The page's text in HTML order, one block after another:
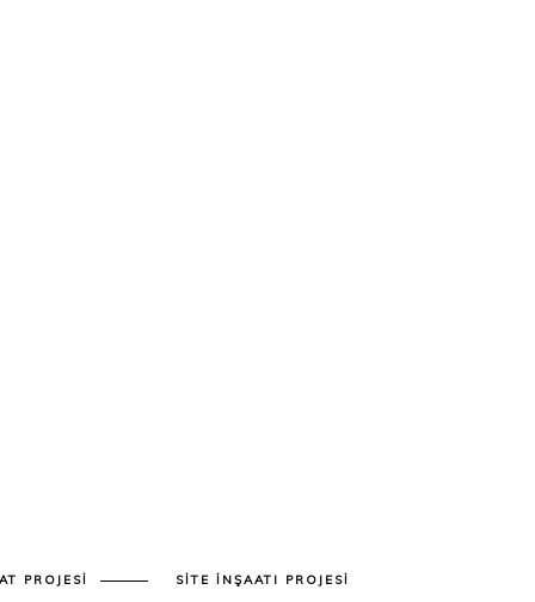
PROJESI SITE İNŞAATI PROJESI